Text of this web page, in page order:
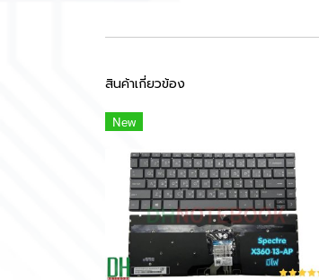
สินค้าเกี่ยวข้อง
New